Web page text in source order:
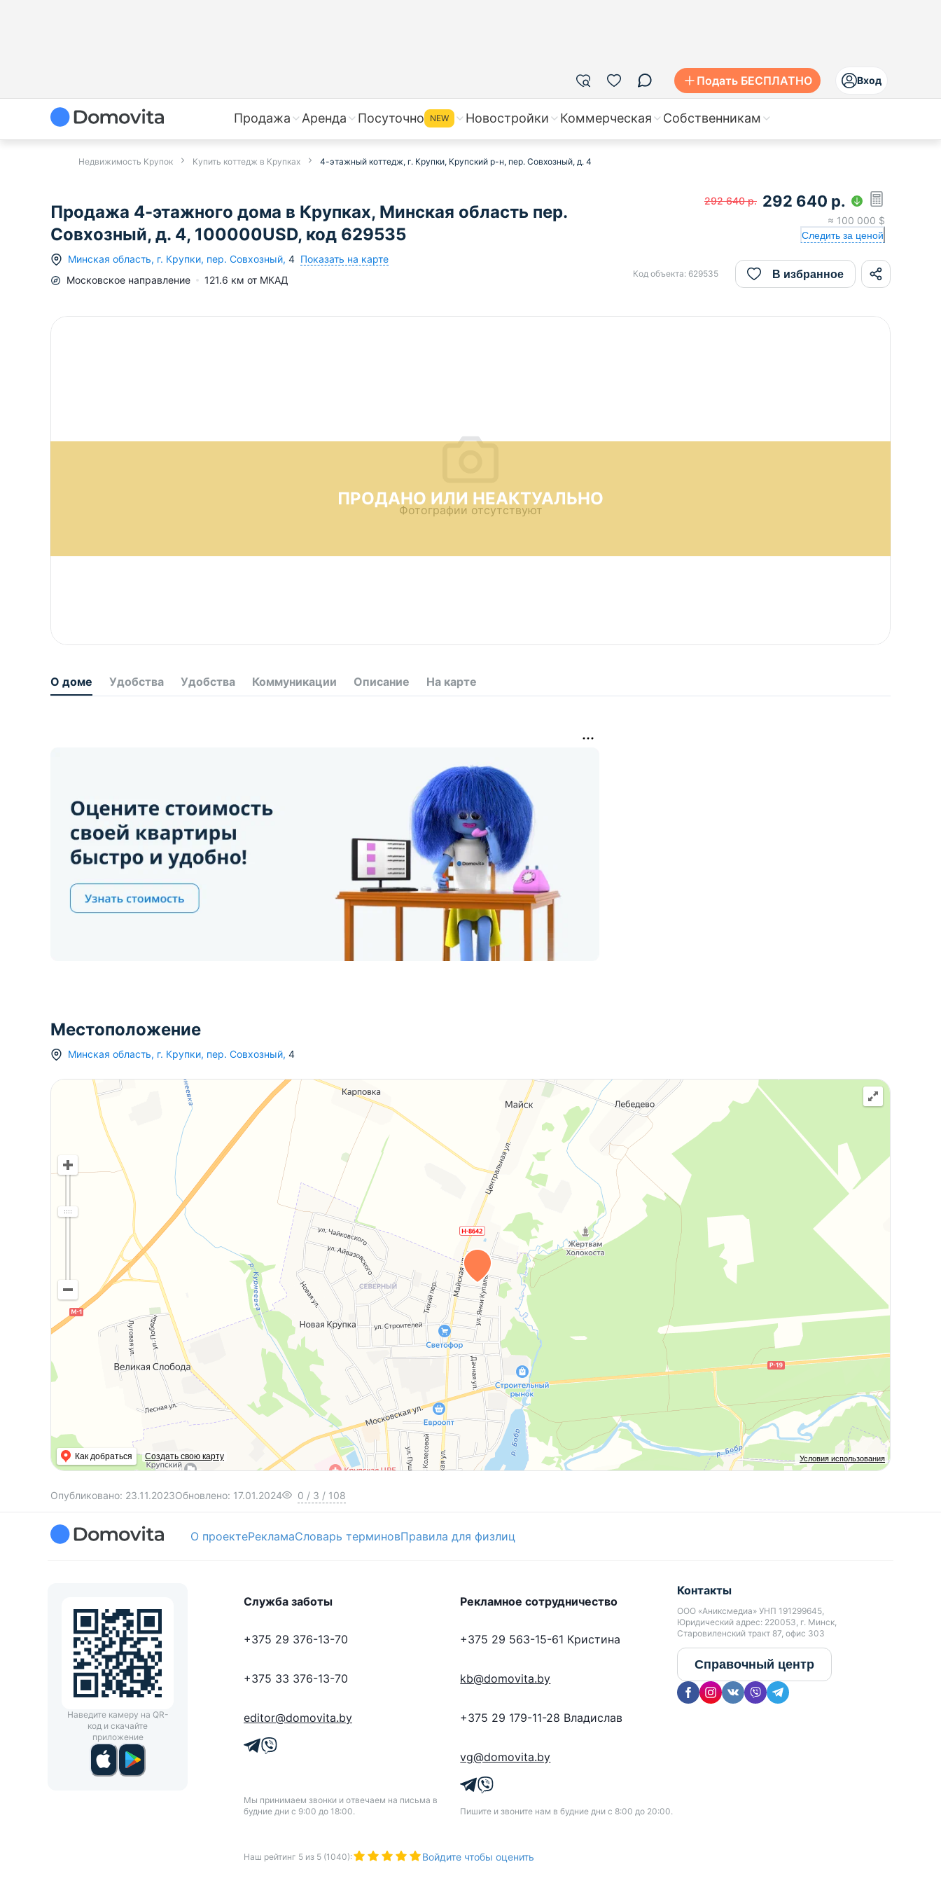
Подать БЕСПЛАТНО Вход
Продажа Аренда Посуточно NEW Новостройки Коммерческая Собственникам
Недвижимость Крупок Купить коттедж в Крупках 4-этажный коттедж, г. Крупки, Крупский р-н, пер. Совхозный, д. 4
Продажа 4-этажного дома в Крупках, Минская область пер.
Совхозный, д. 4, 100000USD, код 629535
Минская область, г. Крупки, пер. Совхозный, 4 Показать на карте
Московское направление 121.6 км от МКАД
292 640 р. 292 640 р.
≈ 100 000 $
Следить за ценой
Код объекта: 629535 В избранное
ПРОДАНО ИЛИ НЕАКТУАЛЬНО
Фотографии отсутствуют
О доме Удобства Удобства Коммуникации Описание На карте
Местоположение
Минская область, г. Крупки, пер. Совхозный, 4
Условия использования
Как добраться Создать свою карту
Опубликовано: 23.11.2023Обновлено: 17.01.2024 0 / 3 / 108
О проектеРекламаСловарь терминовПравила для физлиц
Наведите камеру на QR-
код и скачайте
приложение
Служба заботы
+375 29 376-13-70
+375 33 376-13-70
editor@domovita.by
Мы принимаем звонки и отвечаем на письма в
будние дни с 9:00 до 18:00.
Рекламное сотрудничество
+375 29 563-15-61 Кристина
kb@domovita.by
+375 29 179-11-28 Владислав
vg@domovita.by
Пишите и звоните нам в будние дни с 8:00 до 20:00.
Контакты
ООО «Аниксмедиа» УНП 191299645,
Юридический адрес: 220053, г. Минск,
Старовиленский тракт 87, офис 303
Справочный центр
Наш рейтинг 5 из 5 (1040): Войдите чтобы оценить